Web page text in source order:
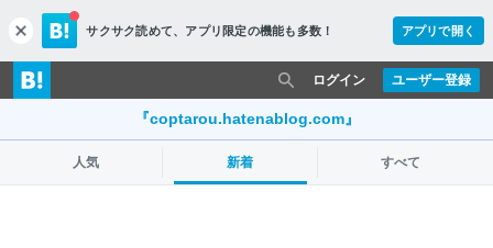
c
l
o
s
サクサク読めて、 アプリ限定の機能も多数！ アプリで開く
ユーザー登録
ログイン
『coptarou.hatenablog.com』
人気 新着 すべて